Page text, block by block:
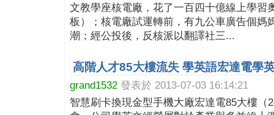
文教學座核電廠，花了一百四十億線上學習
板）；核電廠試運轉前，有九公車廣告個媽
潮；經公投後，反核派以翻譯社三...
高階人才85大樓流失 學英語宏達電學
grand1532 發表於 2013-07-03 16:14:21
智慧刷卡換現金型手機大廠宏達電85大樓（